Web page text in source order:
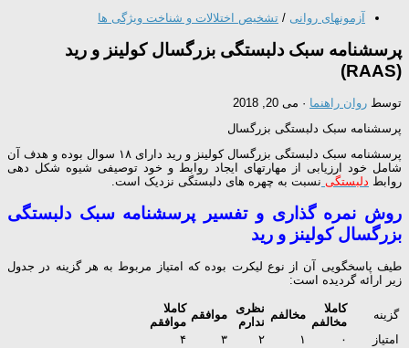
آزمونهای روانی / تشخیص اختلالات و شناخت ویژگی ها
پرسشنامه سبک دلبستگی بزرگسال کولینز و رید
(RAAS)
توسط روان راهنما · می 20, 2018
پرسشنامه سبک دلبستگی بزرگسال
پرسشنامه سبک دلبستگی بزرگسال کولینز و رید دارای ۱۸ سوال بوده و هدف آن
شامل خود ارزیابی از مهارتهای ایجاد روابط و خود توصیفی شیوه شکل دهی
روابط دلبستگی نسبت به چهره های دلبستگی نزدیک است.
روش نمره گذاری و تفسیر پرسشنامه سبک دلبستگی
بزرگسال کولینز و رید
طیف پاسخگویی آن از نوع لیکرت بوده که امتیاز مربوط به هر گزینه در جدول
زیر ارائه گردیده است:
گزینه
کاملا
مخالفم
مخالفم نظری
ندارم
موافقم کاملا
موافقم
امتیاز
۰ ۱ ۲ ۳ ۴